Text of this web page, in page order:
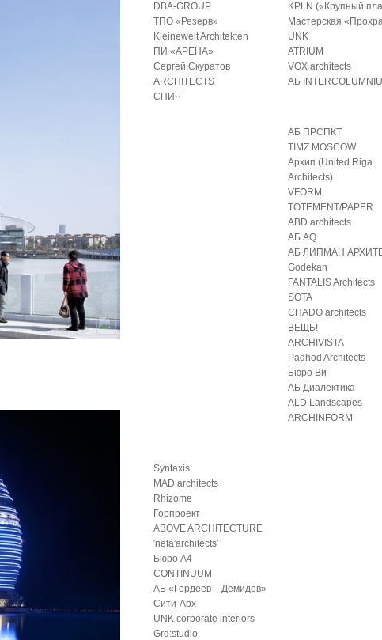
DBA-GROUP
ТПО «Резерв»
Kleinewelt Architekten
ПИ «АРЕНА»
Сергей Скуратов
ARCHITECTS
СПИЧ
KPLN («Крупный
Мастерская
UNK
ATRIUM
VOX architects
АБ
АБ ПРСПКТ
TIMZ.MOSCOW
Архип (United Riga
Architects)
VFORM
TOTEMENT/PAPER
ABD architects
АБ AQ
АБ ЛИПМАН
Godekan
FANTALIS Architects
SOTA
CHADO architects
ВЕЩЬ!
ARCHIVISTA
Padhod Architects
Бюро Ви
АБ Диалектика
ALD Landscapes
ARCHINFORM
Syntaxis
MAD architects
Rhizome
Горпроект
ABOVE ARCHITECTURE
′nefa′architects′
Бюро А4
CONTINUUM
АБ «Гордеев – Демидов»
Сити-Арх
UNK corporate interiors
Grd:studio